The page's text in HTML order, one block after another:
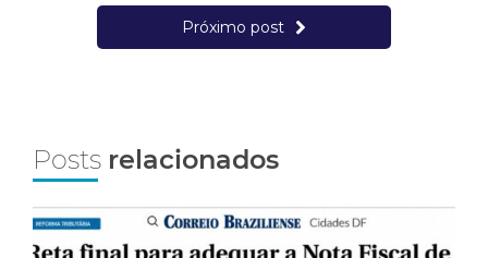
Próximo post
Posts relacionados